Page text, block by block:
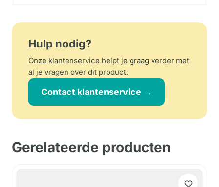
Hulp nodig?
Onze klantenservice helpt je graag verder met
al je vragen over dit product.
Contact klantenservice →
Gerelateerde producten